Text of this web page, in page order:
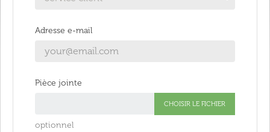
Adresse e-mail
Pièce jointe
CHOISIR LE FICHIER
optionnel